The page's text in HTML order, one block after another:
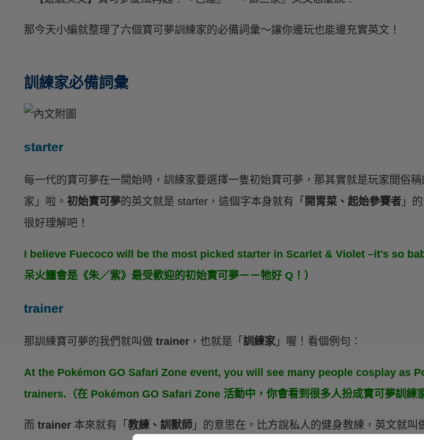
那今天小編就整理了六個寶可夢訓練家的必備詞彙～讓你邊玩也能邊充實英文！
訓練家必備詞彙
starter
每一代的寶可夢在一開始時，訓練家要選擇一隻初始寶可夢，那其實就是玩家間俗稱
家」啦。 初始寶可夢的英文就是 starter，這個字本身就有「 開胃菜、起始參賽者 」
很好理解吧！
I believe Fuecoco will be the most picked starter in Scarlet & Violet –it's so
呆火鱷會是《朱／紫》最受歡迎的初始寶可夢－－牠好 Q！）
trainer
那訓練寶可夢的我們就叫做 trainer ，也就是「 訓練家 」喔！看個例句：
At the Pokémon GO Safari Zone event, you will see many people cosplay as
trainers.（在 Pokémon GO Safari Zone 活動中，你會看到很多人扮成寶可夢訓練家
而 trainer 本來就有「 教練、訓獸師 」的意思在。比方說私人的健身教練，英文就叫